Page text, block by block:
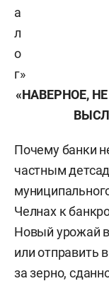
а
л
о
г»
«НАВЕРНОЕ,
Почему банки
частным
Челнах к
Новый урожай в
или отправить
за зерно,